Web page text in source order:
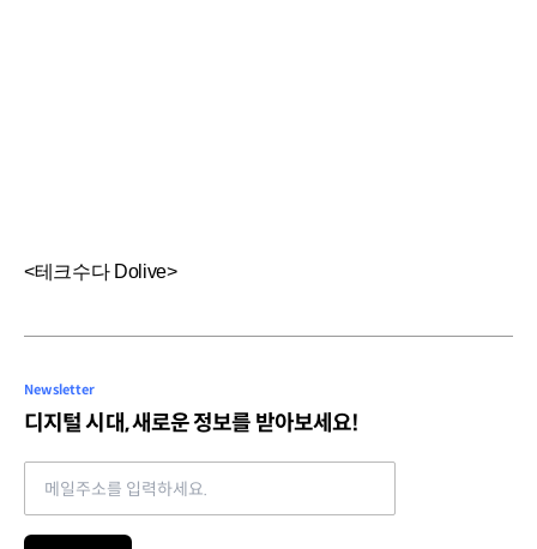
<테크수다 Dolive>
Newsletter
디지털 시대, 새로운 정보를 받아보세요!
Email address